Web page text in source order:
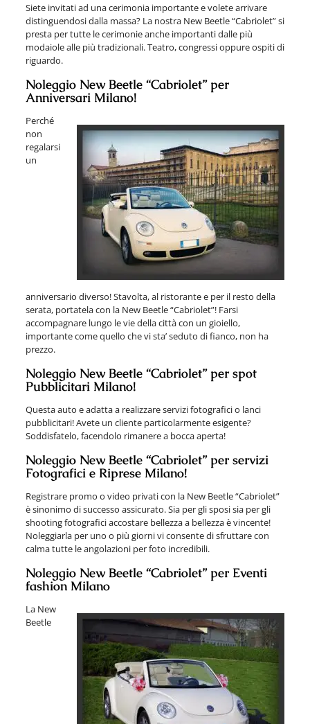
Siete invitati ad una cerimonia importante e volete arrivare
distinguendosi dalla massa? La nostra New Beetle “Cabriolet” si
presta per tutte le cerimonie anche importanti dalle più
modaiole alle più tradizionali. Teatro, congressi oppure ospiti di
riguardo.
Noleggio New Beetle “Cabriolet” per
Anniversari Milano!
Perché
non
regalarsi
un
anniversario diverso! Stavolta, al ristorante e per il resto della
serata, portatela con la New Beetle “Cabriolet”! Farsi
accompagnare lungo le vie della città con un gioiello,
importante come quello che vi sta’ seduto di fianco, non ha
prezzo.
Noleggio New Beetle “Cabriolet” per spot
Pubblicitari Milano!
Questa auto e adatta a realizzare servizi fotografici o lanci
pubblicitari! Avete un cliente particolarmente esigente?
Soddisfatelo, facendolo rimanere a bocca aperta!
Noleggio New Beetle “Cabriolet” per servizi
Fotografici e Riprese Milano!
Registrare promo o video privati con la New Beetle “Cabriolet”
è sinonimo di successo assicurato. Sia per gli sposi sia per gli
shooting fotografici accostare bellezza a bellezza è vincente!
Noleggiarla per uno o più giorni vi consente di sfruttare con
calma tutte le angolazioni per foto incredibili.
Noleggio New Beetle “Cabriolet” per Eventi
fashion Milano
La New
Beetle